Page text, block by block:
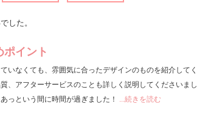
した。
ポイント
いなくても、雰囲気に合ったデザインのものを紹介して
、アフターサービスのことも詳しく説明してくださいま
っという間に時間が過ぎました！
...続きを読む